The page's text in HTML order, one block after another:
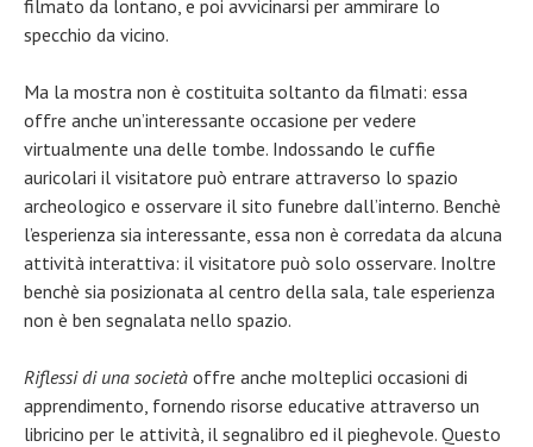
filmato da lontano, e poi avvicinarsi per ammirare lo
specchio da vicino.
Ma la mostra non è costituita soltanto da filmati: essa
offre anche un’interessante occasione per vedere
virtualmente una delle tombe. Indossando le cuffie
auricolari il visitatore può entrare attraverso lo spazio
archeologico e osservare il sito funebre dall’interno. Benchè
l’esperienza sia interessante, essa non è corredata da alcuna
attività interattiva: il visitatore può solo osservare. Inoltre
benchè sia posizionata al centro della sala, tale esperienza
non è ben segnalata nello spazio.
Riflessi di una società offre anche molteplici occasioni di
apprendimento, fornendo risorse educative attraverso un
libricino per le attività, il segnalibro ed il pieghevole. Questo